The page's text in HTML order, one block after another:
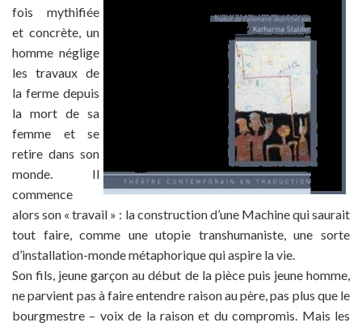
fois mythifiée
et concrète, un
homme néglige
les travaux de
la ferme depuis
la mort de sa
femme et se
retire dans son
monde. Il
commence
alors son « travail » : la construction d’une Machine qui saurait
tout faire, comme une utopie transhumaniste, une sorte
d’installation-monde métaphorique qui aspire la vie.
Son fils, jeune garçon au début de la pièce puis jeune homme,
ne parvient pas à faire entendre raison au père, pas plus que le
bourgmestre – voix de la raison et du compromis. Mais les